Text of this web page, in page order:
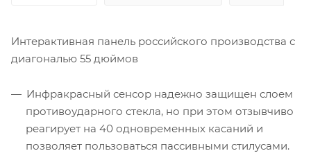
Интерактивная панель российского производства с
диагональю 55 дюймов
Инфракрасный сенсор надежно защищен слоем
противоударного стекла, но при этом отзывчиво
реагирует на 40 одновременных касаний и
позволяет пользоваться пассивными стилусами.